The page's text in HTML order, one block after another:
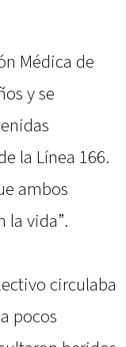
Médica de
y se
la Línea 166.
ambos
la vida”.
circulaba
pocos